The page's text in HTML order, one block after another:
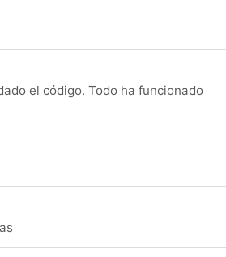
el código. Todo ha funcionado